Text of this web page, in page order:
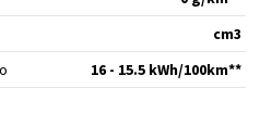
cm3
16 - 15.5 kWh/100km**